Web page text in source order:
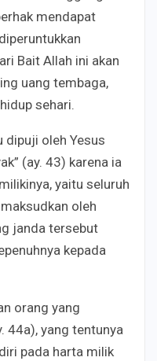
mendapat
Bait Allah ini akan
uang tembaga,
sehari.
dipuji oleh Yesus
(ay. 43) karena ia
yaitu seluruh
oleh
janda tersebut
kepada
orang yang
44a), yang tentunya
pada harta milik